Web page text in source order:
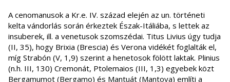
A cenomanusok a Kr.e. IV. század elején az un. történeti
kelta vándorlás során érkeztek Észak-Itáliába, s lettek az
insuberek, ill. a venetusok szomszédai. Titus Livius úgy tudja
(II, 35), hogy Brixia (Brescia) és Verona vidékét foglalták el,
míg Strabón (V, 1,9) szerint a henetosok fölött laktak. Plinius
(n.h. III, 130) Cremonát, Ptolemaios (III, 1,3) egyebek közt
Bergamumot (Bergamo) és Mantuát (Mantova) említi a